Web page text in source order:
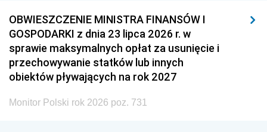
OBWIESZCZENIE MINISTRA FINANSÓW I
GOSPODARKI z dnia 23 lipca 2026 r. w
sprawie maksymalnych opłat za usunięcie i
przechowywanie statków lub innych
obiektów pływających na rok 2027
Monitor Polski rok 2026 poz. 731